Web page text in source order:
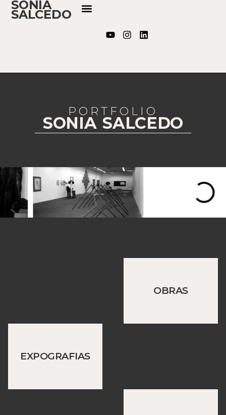
SONIA
SALCEDO
PORTFOLIO
SONIA SALCEDO
OBRAS
EXPOGRAFIAS